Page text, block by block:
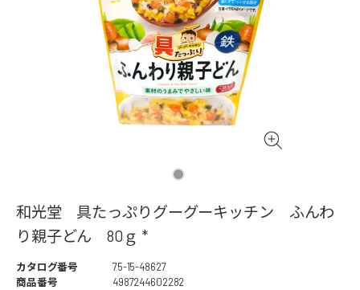
和光堂 具たっぷりグーグーキッチン ふんわ
り親子どん 80ｇ *
カタログ番号
75-15-48627
商品番号
4987244602282